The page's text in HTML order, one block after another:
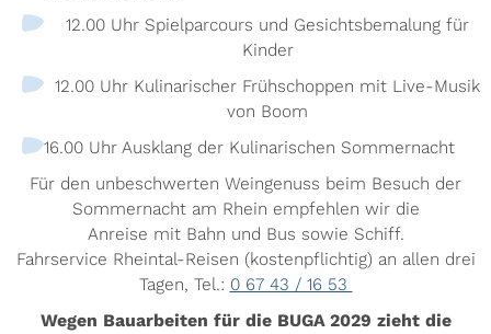
12.00 Uhr Spielparcours und Gesichtsbemalung für
Kinder
12.00 Uhr Kulinarischer Frühschoppen mit Live-Musik
von Boom
16.00 Uhr Ausklang der Kulinarischen Sommernacht
Für den unbeschwerten Weingenuss beim Besuch der
Sommernacht am Rhein empfehlen wir die
Anreise mit Bahn und Bus sowie Schiff.
Fahrservice Rheintal-Reisen (kostenpflichtig) an allen drei
Tagen, Tel.: 0 67 43 / 16 53
Wegen Bauarbeiten für die BUGA 2029 zieht die